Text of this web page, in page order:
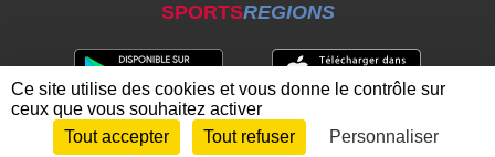
SPORTSREGIONS
Envie de participer ? CONNEXION
Ce site utilise des cookies et vous donne le contrôle sur
ceux que vous souhaitez activer
Tout accepter
Tout refuser Personnaliser